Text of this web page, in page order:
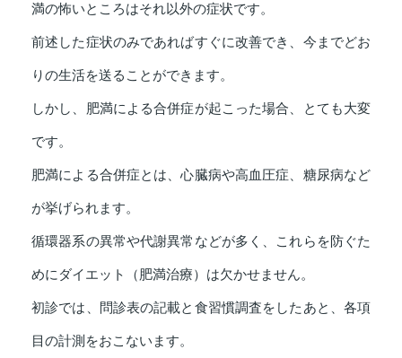
満の怖いところはそれ以外の症状です。
前述した症状のみであればすぐに改善でき、今までどお
りの生活を送ることができます。
しかし、肥満による合併症が起こった場合、とても大変
です。
肥満による合併症とは、心臓病や高血圧症、糖尿病など
が挙げられます。
循環器系の異常や代謝異常などが多く、これらを防ぐた
めにダイエット（肥満治療）は欠かせません。
初診では、問診表の記載と食習慣調査をしたあと、各項
目の計測をおこないます。